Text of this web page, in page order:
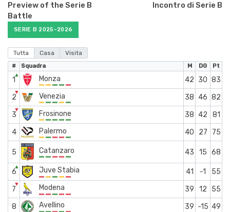
Preview of the Serie B
Battle
Incontro di Serie B
SERIE B 2025-2026
Tutta Casa Visita
# Squadra M DG Pt
1
▲ Monza 42 30 83
2
▼ Venezia 38 46 82
3
▼ Frosinone 38 42
81
4
Palermo 40 27 75
5 Catanzaro 43 15 68
6
▲ Juve Stabia 41 -1
55
7
▼ Modena 39 12
55
8
Avellino 39 -15 49